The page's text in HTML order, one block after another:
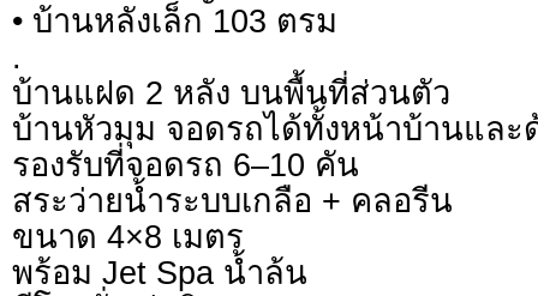
• บ้านหลังเล็ก 103 ตรม
.
บ้านแฝด 2 หลัง บนพื้นที่ส่วนตัว
บ้านหัวมุม จอดรถได้ทั้งหน้าบ้านและ
รองรับที่จอดรถ 6–10 คัน
สระว่ายน้ำระบบเกลือ + คลอรีน
ขนาด 4×8 เมตร
พร้อม Jet Spa น้ำล้น